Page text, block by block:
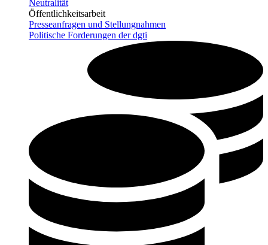
Neutralität
Öffentlichkeitsarbeit
Presseanfragen und Stellungnahmen
Politische Forderungen der dgti